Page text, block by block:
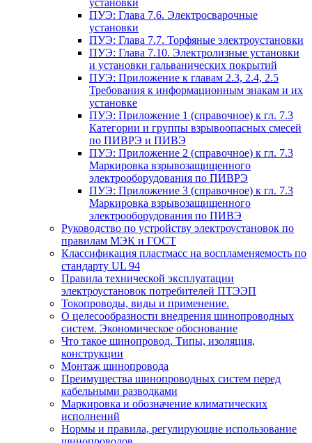
установки
ПУЭ: Глава 7.6. Электросварочные
установки
ПУЭ: Глава 7.7. Торфяные электроустановки
ПУЭ: Глава 7.10. Электролизные установки
и установки гальванических покрытий
ПУЭ: Приложение к главам 2.3, 2.4, 2.5
Требования к информационным знакам и их
установке
ПУЭ: Приложение 1 (справочное) к гл. 7.3
Категории и группы взрывоопасных смесей
по ПИВРЭ и ПИВЭ
ПУЭ: Приложение 2 (справочное) к гл. 7.3
Маркировка взрывозащищенного
электрооборудования по ПИВРЭ
ПУЭ: Приложение 3 (справочное) к гл. 7.3
Маркировка взрывозащищенного
электрооборудования по ПИВЭ
Руководство по устройству электроустановок по
правилам МЭК и ГОСТ
Классификация пластмасс на воспламеняемость по
стандарту UL 94
Правила технической эксплуатации
электроустановок потребителей ПТЭЭП
Токопроводы, виды и применение.
О целесообразности внедрения шинопроводных
систем. Экономическое обоснование
Что такое шинопровод. Типы, изоляция,
конструкции
Монтаж шинопровода
Преимущества шинопроводных систем перед
кабельными разводками
Маркировка и обозначение климатических
исполнений
Нормы и правила, регулирующие использование